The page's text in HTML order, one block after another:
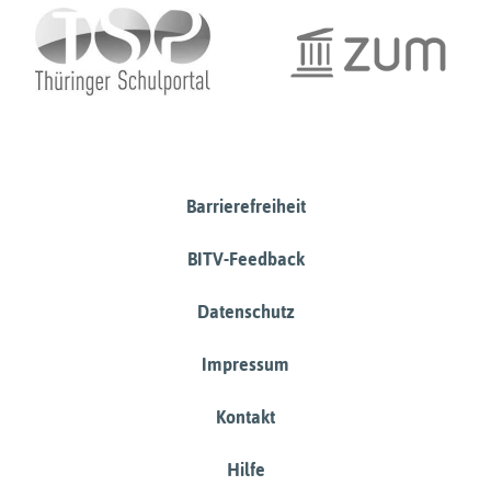
Barrierefreiheit
BITV-Feedback
Datenschutz
Impressum
Kontakt
Hilfe